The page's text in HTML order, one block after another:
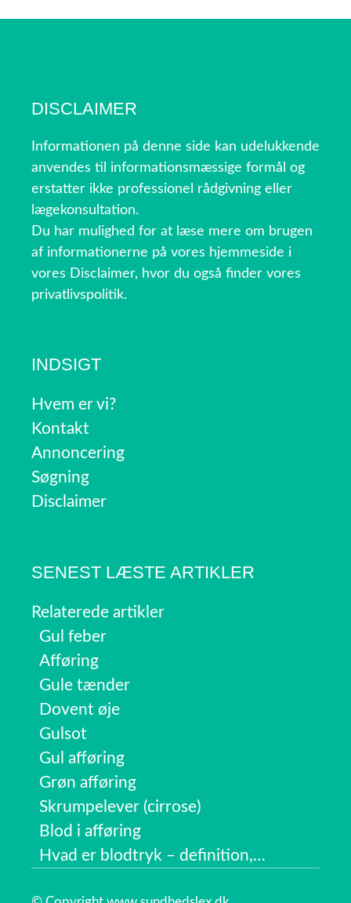
DISCLAIMER
Informationen på denne side kan udelukkende
anvendes til informationsmæssige formål og
erstatter ikke professionel rådgivning eller
lægekonsultation.
Du har mulighed for at læse mere om brugen
af informationerne på vores hjemmeside i
vores Disclaimer, hvor du også finder vores
privatlivspolitik.
INDSIGT
Hvem er vi?
Kontakt
Annoncering
Søgning
Disclaimer
SENEST LÆSTE ARTIKLER
Relaterede artikler
Gul feber
Afføring
Gule tænder
Dovent øje
Gulsot
Gul afføring
Grøn afføring
Skrumpelever (cirrose)
Blod i afføring
Hvad er blodtryk – definition,…